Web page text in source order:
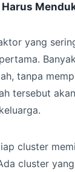
yang
tanpa
tersebut
cluster
cluster